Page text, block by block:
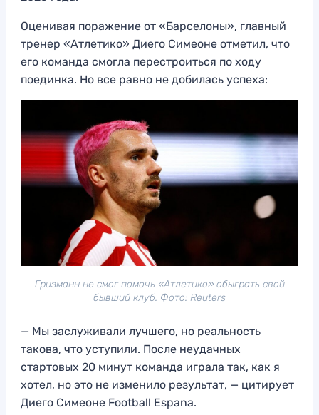
Оценивая поражение от «Барселоны», главный
тренер «Атлетико» Диего Симеоне отметил, что
его команда смогла перестроиться по ходу
поединка. Но все равно не добилась успеха:
Гризманн не смог помочь «Атлетико» обыграть свой
бывший клуб. Фото: Reuters
— Мы заслуживали лучшего, но реальность
такова, что уступили. После неудачных
стартовых 20 минут команда играла так, как я
хотел, но это не изменило результат, — цитирует
Диего Симеоне Football Espana.